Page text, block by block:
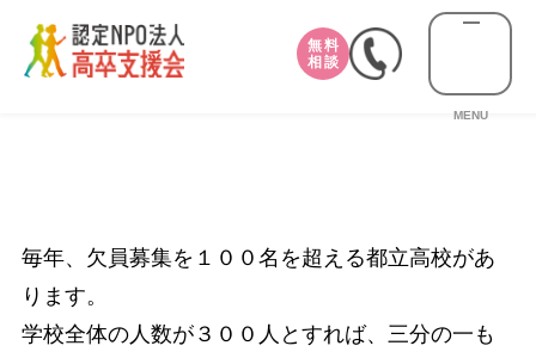
無料
相談
MENU
毎年、欠員募集を１００名を超える都立高校があ
ります。
学校全体の人数が３００人とすれば、三分の一も